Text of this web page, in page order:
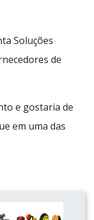
Soluções
de
e gostaria de
em uma das